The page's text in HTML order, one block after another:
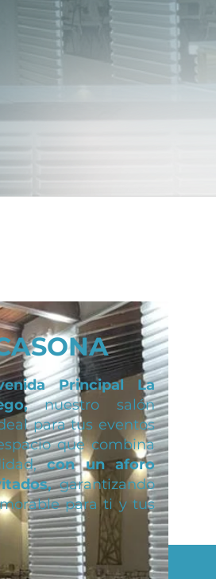
Principal La
nuestro salón
para tus eventos
que combina
con un aforo
garantizando
para ti y tus